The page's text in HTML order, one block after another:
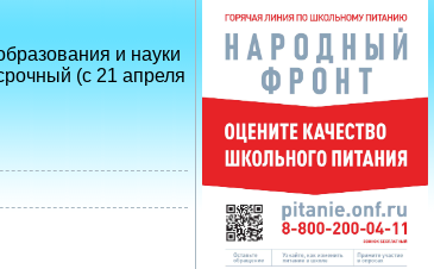
и науки
(с 21 апреля